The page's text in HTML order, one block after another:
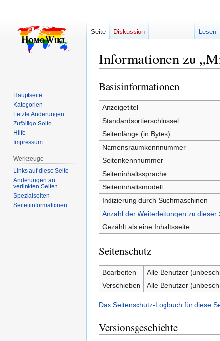
Informationen zu
Zur
Navigation
springen
Zur
Suche
springen
Basisinformationen
Anzeigetitel
Standardsortierschlüssel
Seitenlänge (in Bytes)
Namensraumkennnummer
Seitenkennnummer
Seiteninhaltssprache
Seiteninhaltsmodell
Indizierung durch Suchmaschinen
Anzahl der Weiterleitungen zu dieser
Gezählt als eine Inhaltsseite
Seitenschutz
Bearbeiten
Alle Benutzer
Verschieben
Alle Benutzer
Das Seitenschutz-Logbuch für diese
Versionsgeschichte
Seite Diskussion Lesen
Hauptseite
Kategorien
Letzte Änderungen
Zufällige Seite
Hilfe
Impressum
Werkzeuge
Links auf diese Seite
Änderungen an
verlinkten Seiten
Spezialseiten
Seiten­­informationen